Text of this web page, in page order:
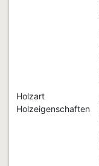
Holzart
Holzeigenschaften